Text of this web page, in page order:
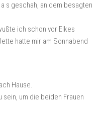
s geschah, an dem besagten
ich schon vor Elkes
hatte mir am Sonnabend
Hause.
um die beiden Frauen